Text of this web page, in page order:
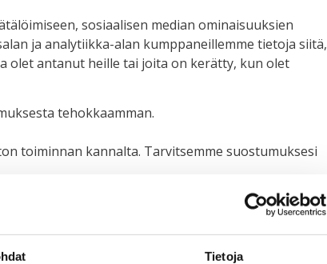
Tietoja
sosiaalisen median ominaisuuksien
ja analytiikka-alan kumppaneillemme tietoja siitä,
olet antanut heille tai joita on kerätty, kun olet
tehokkaamman.
toiminnan kannalta. Tarvitsemme suostumuksesi
osapuolten palveluiden asettamia.